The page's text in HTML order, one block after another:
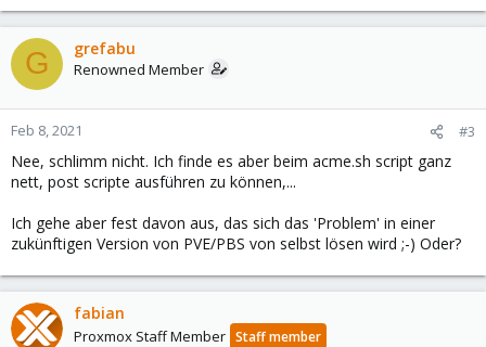
G grefabu
Renowned Member
Feb 8, 2021 #3
Nee, schlimm nicht. Ich finde es aber beim acme.sh script ganz
nett, post scripte ausführen zu können,...
Ich gehe aber fest davon aus, das sich das 'Problem' in einer
zukünftigen Version von PVE/PBS von selbst lösen wird ;-) Oder?
fabian
Proxmox Staff Member Staff member